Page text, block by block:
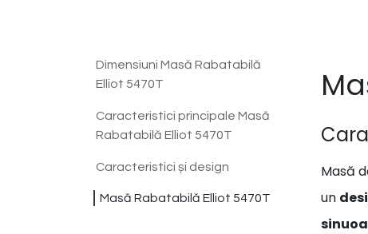
Dimensiuni Masă Rabatabilă
Elliot 5470T
Caracteristici principale Masă
Rabatabilă Elliot 5470T
Caracteristici și design
Masă Rabatabilă Elliot 5470T
Masă
un